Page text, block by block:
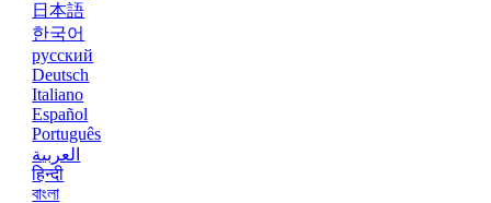
日本語
한국어
русский
Deutsch
Italiano
Español
Português
العربية
हिन्दी
বাংলা